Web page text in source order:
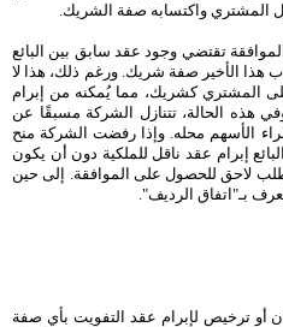
واكتسابه صفة الشريك.
تقتضي وجود عقد سابق بين البائع
هذا الأخير صفة شريك. ورغم ذلك، هذا لا
المشتري كشريك، مما يُمكنه من إبرام
هذه الحالة، تتنازل الشركة مسبقًا عن
الأسهم محله. وإذا رفضت الشركة منح
إبرام عقد ناقل للملكية دون أن يكون
طلب لاحق للحصول على الموافقة. إلى حين
بـ"اتفاق الرديف".
أو ترخيص لإبرام عقد التفويت بأي صفة